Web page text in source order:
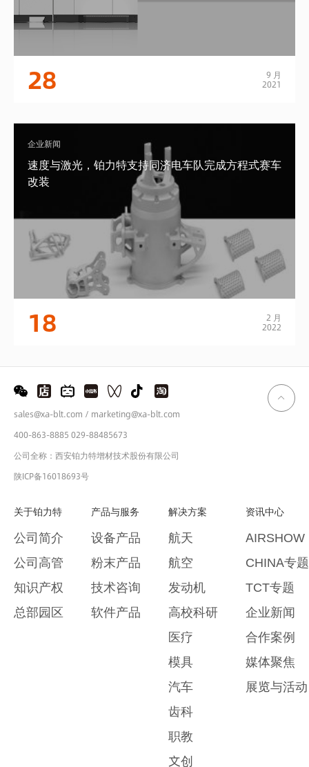
28 9 月
2021
企业新闻
速度与激光，铂力特支持同济电车队完成方程式赛车
改装
18 2 月
2022
sales@xa-blt.com / marketing@xa-blt.com
400-863-8885 029-88485673
公司全称：西安铂力特增材技术股份有限公司
陕ICP备16018693号
关于铂力特
公司简介
公司高管
知识产权
总部园区
产品与服务
设备产品
粉末产品
技术咨询
软件产品
解决方案
航天
航空
发动机
高校科研
医疗
模具
汽车
齿科
职教
文创
资讯中心
AIRSHOW
CHINA专题
TCT专题
企业新闻
合作案例
媒体聚焦
展览与活动